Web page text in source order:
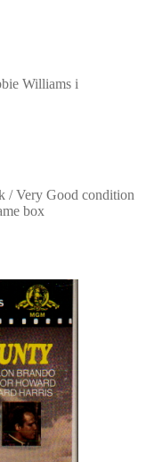
Williams i
/ Very Good condition
box